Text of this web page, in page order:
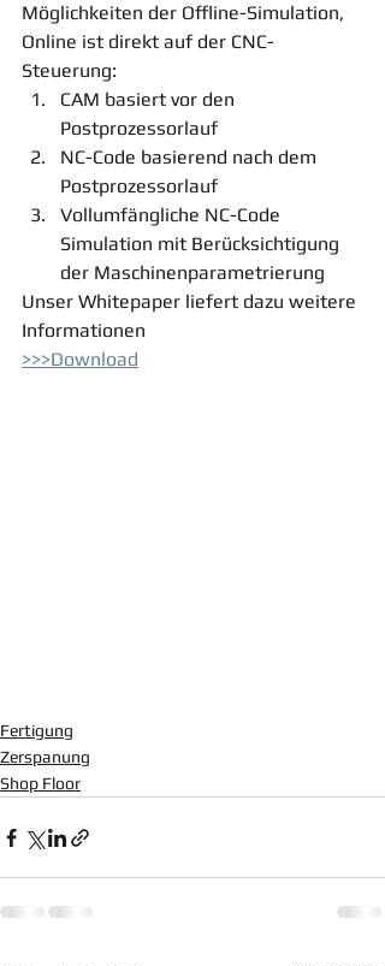
Möglichkeiten der Offline-Simulation,
Online ist direkt auf der CNC-
Steuerung:
CAM basiert vor den
Postprozessorlauf
NC-Code basierend nach dem
Postprozessorlauf
Vollumfängliche NC-Code
Simulation mit Berücksichtigung
der Maschinenparametrierung
Unser Whitepaper liefert dazu weitere
Informationen
>>>Download
Fertigung
Zerspanung
Shop Floor